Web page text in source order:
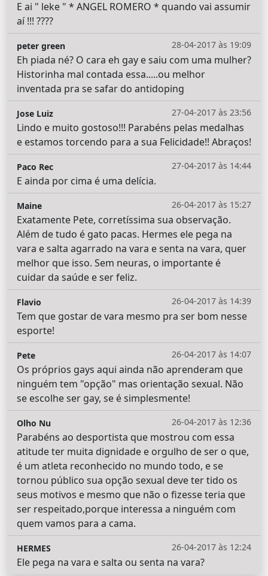
E ai " leke " * ANGEL ROMERO * quando vai assumir
aí !!! ????
28-04-2017 às 19:09
peter green
Eh piada né? O cara eh gay e saiu com uma mulher?
Historinha mal contada essa.....ou melhor
inventada pra se safar do antidoping
27-04-2017 às 23:56
Jose Luiz
Lindo e muito gostoso!!! Parabéns pelas medalhas
e estamos torcendo para a sua Felicidade!! Abraços!
27-04-2017 às 14:44
Paco Rec
E ainda por cima é uma delícia.
26-04-2017 às 15:27
Maine
Exatamente Pete, corretíssima sua observação.
Além de tudo é gato pacas. Hermes ele pega na
vara e salta agarrado na vara e senta na vara, quer
melhor que isso. Sem neuras, o importante é
cuidar da saúde e ser feliz.
26-04-2017 às 14:39
Flavio
Tem que gostar de vara mesmo pra ser bom nesse
esporte!
26-04-2017 às 14:07
Pete
Os próprios gays aqui ainda não aprenderam que
ninguém tem "opção" mas orientação sexual. Não
se escolhe ser gay, se é simplesmente!
26-04-2017 às 12:36
Olho Nu
Parabéns ao desportista que mostrou com essa
atitude ter muita dignidade e orgulho de ser o que,
é um atleta reconhecido no mundo todo, e se
tornou público sua opção sexual deve ter tido os
seus motivos e mesmo que não o fizesse teria que
ser respeitado,porque interessa a ninguém com
quem vamos para a cama.
26-04-2017 às 12:24
HERMES
Ele pega na vara e salta ou senta na vara?